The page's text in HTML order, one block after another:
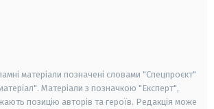
матеріали позначені словами "Спецпроєкт"
Матеріали з позначкою "Експерт",
позицію авторів та героїв. Редакція може